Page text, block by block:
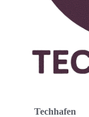
Techhafen